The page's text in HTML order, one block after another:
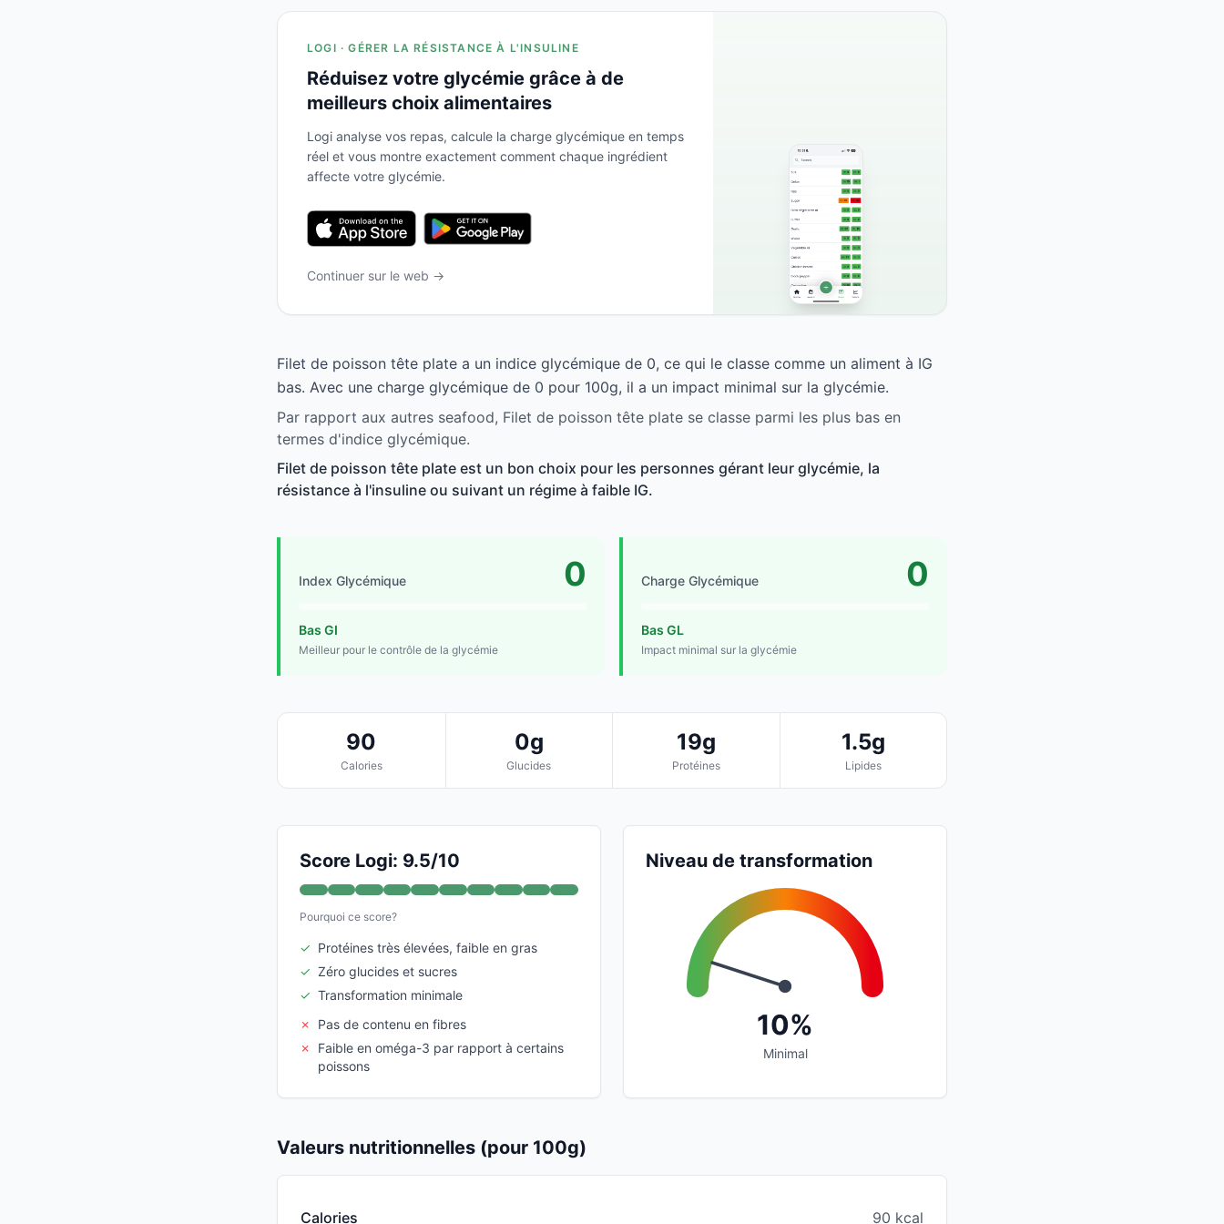
LOGI · GÉRER LA RÉSISTANCE À L'INSULINE
Réduisez votre glycémie grâce à de
meilleurs choix alimentaires
Logi analyse vos repas, calcule la charge glycémique en temps
réel et vous montre exactement comment chaque ingrédient
affecte votre glycémie.
Continuer sur le web →
Filet de poisson tête plate a un indice glycémique de 0, ce qui le classe comme un aliment à IG
bas. Avec une charge glycémique de 0 pour 100g, il a un impact minimal sur la glycémie.
Par rapport aux autres seafood, Filet de poisson tête plate se classe parmi les plus bas en
termes d'indice glycémique.
Filet de poisson tête plate est un bon choix pour les personnes gérant leur glycémie, la
résistance à l'insuline ou suivant un régime à faible IG.
Index Glycémique 0
Bas GI
Meilleur pour le contrôle de la glycémie
Charge Glycémique 0
Bas GL
Impact minimal sur la glycémie
90
Calories
0g
Glucides
19g
Protéines
1.5g
Lipides
Score Logi: 9.5/10
Pourquoi ce score?
✓ Protéines très élevées, faible en gras
✓ Zéro glucides et sucres
✓ Transformation minimale
✗
Pas de contenu en fibres
✗
Faible en oméga-3 par rapport à certains
poissons
Niveau de transformation
10%
Minimal
Valeurs nutritionnelles (pour 100g)
Calories 90 kcal